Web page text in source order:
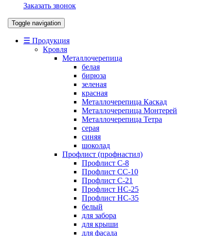
Заказать звонок
Toggle navigation
☰ Продукция
Кровля
Металлочерепица
белая
бирюза
зеленая
красная
Металлочерепица Каскад
Металлочерепица Монтерей
Металлочерепица Тетра
серая
синяя
шоколад
Профлист (профнастил)
Профлист С-8
Профлист СС-10
Профлист C-21
Профлист НС-25
Профлист НС-35
белый
для забора
для крыши
для фасада